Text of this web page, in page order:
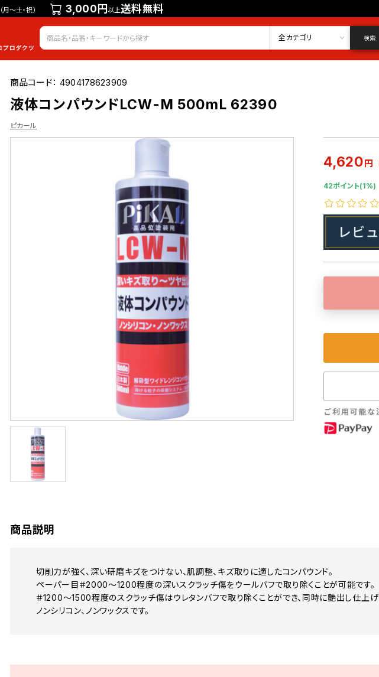
（月～土・祝） 3,000円以上送料無料
会員登録 ログイン お気に入り
全カテゴリ 検索
商品コード：4904178623909
液体コンパウンドLCW-M 500mL 62390
ピカール
4,620円
42ポイント(1%)
商品説明
切削力が強く、深い研磨キズをつけない、肌調整、キズ取りに適したコンパウンド。
ペーパー目＃2000～1200程度の深いスクラッチ傷をウールバフで取り除くことが可能です。
＃1200～1500程度のスクラッチ傷はウレタンバフで取り除くことができ、同時に艶出し仕上げ
ノンシリコン、ノンワックスです。